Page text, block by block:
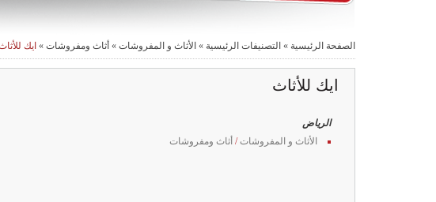
الصفحة الرئيسية » التصنيفات الرئيسية » الأثاث و المفروشات » أثاث ومفروشات » ايك
ايك للأثاث
الرياض
الأثاث و المفروشات/ أثاث ومفروشات